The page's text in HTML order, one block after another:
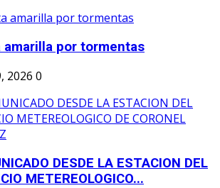
amarilla por tormentas
2026 0
DESDE LA ESTACION DEL
METEREOLOGICO...